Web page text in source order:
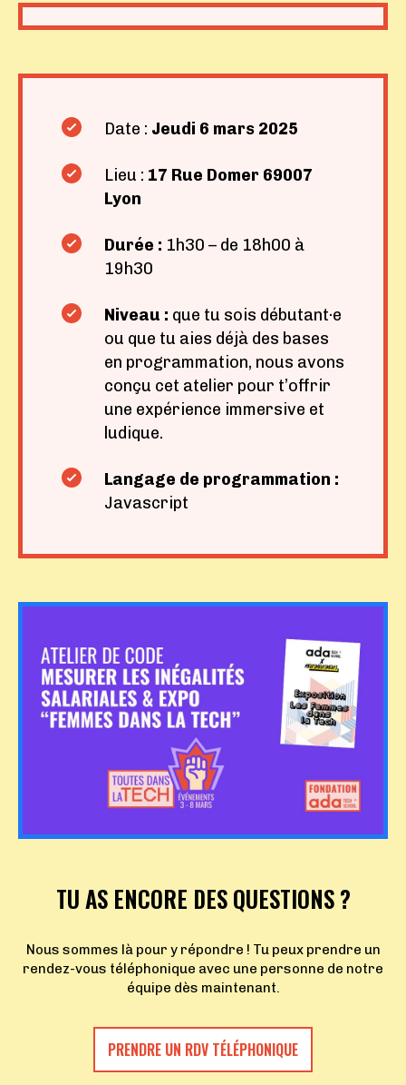
Date : Jeudi 6 mars 2025
Lieu : 17 Rue Domer 69007
Lyon
Durée : 1h30 – de 18h00 à
19h30
Niveau : que tu sois débutant·e
ou que tu aies déjà des bases
en programmation, nous avons
conçu cet atelier pour t’offrir
une expérience immersive et
ludique.
Langage de programmation :
Javascript
TU AS ENCORE DES QUESTIONS ?
Nous sommes là pour y répondre ! Tu peux prendre un
rendez-vous téléphonique avec une personne de notre
équipe dès maintenant.
PRENDRE UN RDV TÉLÉPHONIQUE